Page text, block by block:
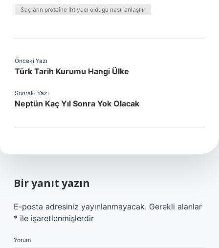
Saçların proteine ihtiyacı olduğu nasıl anlaşılır
Önceki Yazı
Türk Tarih Kurumu Hangi Ülke
Sonraki Yazı
Neptün Kaç Yıl Sonra Yok Olacak
Bir yanıt yazın
E-posta adresiniz yayınlanmayacak. Gerekli alanlar
* ile işaretlenmişlerdir
Yorum